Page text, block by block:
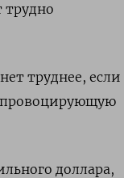
трудно
труднее, если
провоцирующую
доллара,